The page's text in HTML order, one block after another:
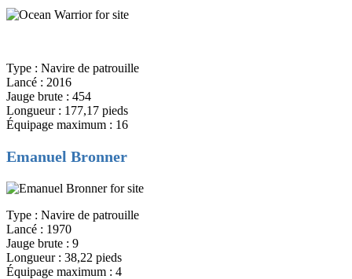
Type : Navire de patrouille
Lancé : 2016
Jauge brute : 454
Longueur : 177,17 pieds
Équipage maximum : 16
Emanuel Bronner
Type : Navire de patrouille
Lancé : 1970
Jauge brute : 9
Longueur : 38,22 pieds
Équipage maximum : 4